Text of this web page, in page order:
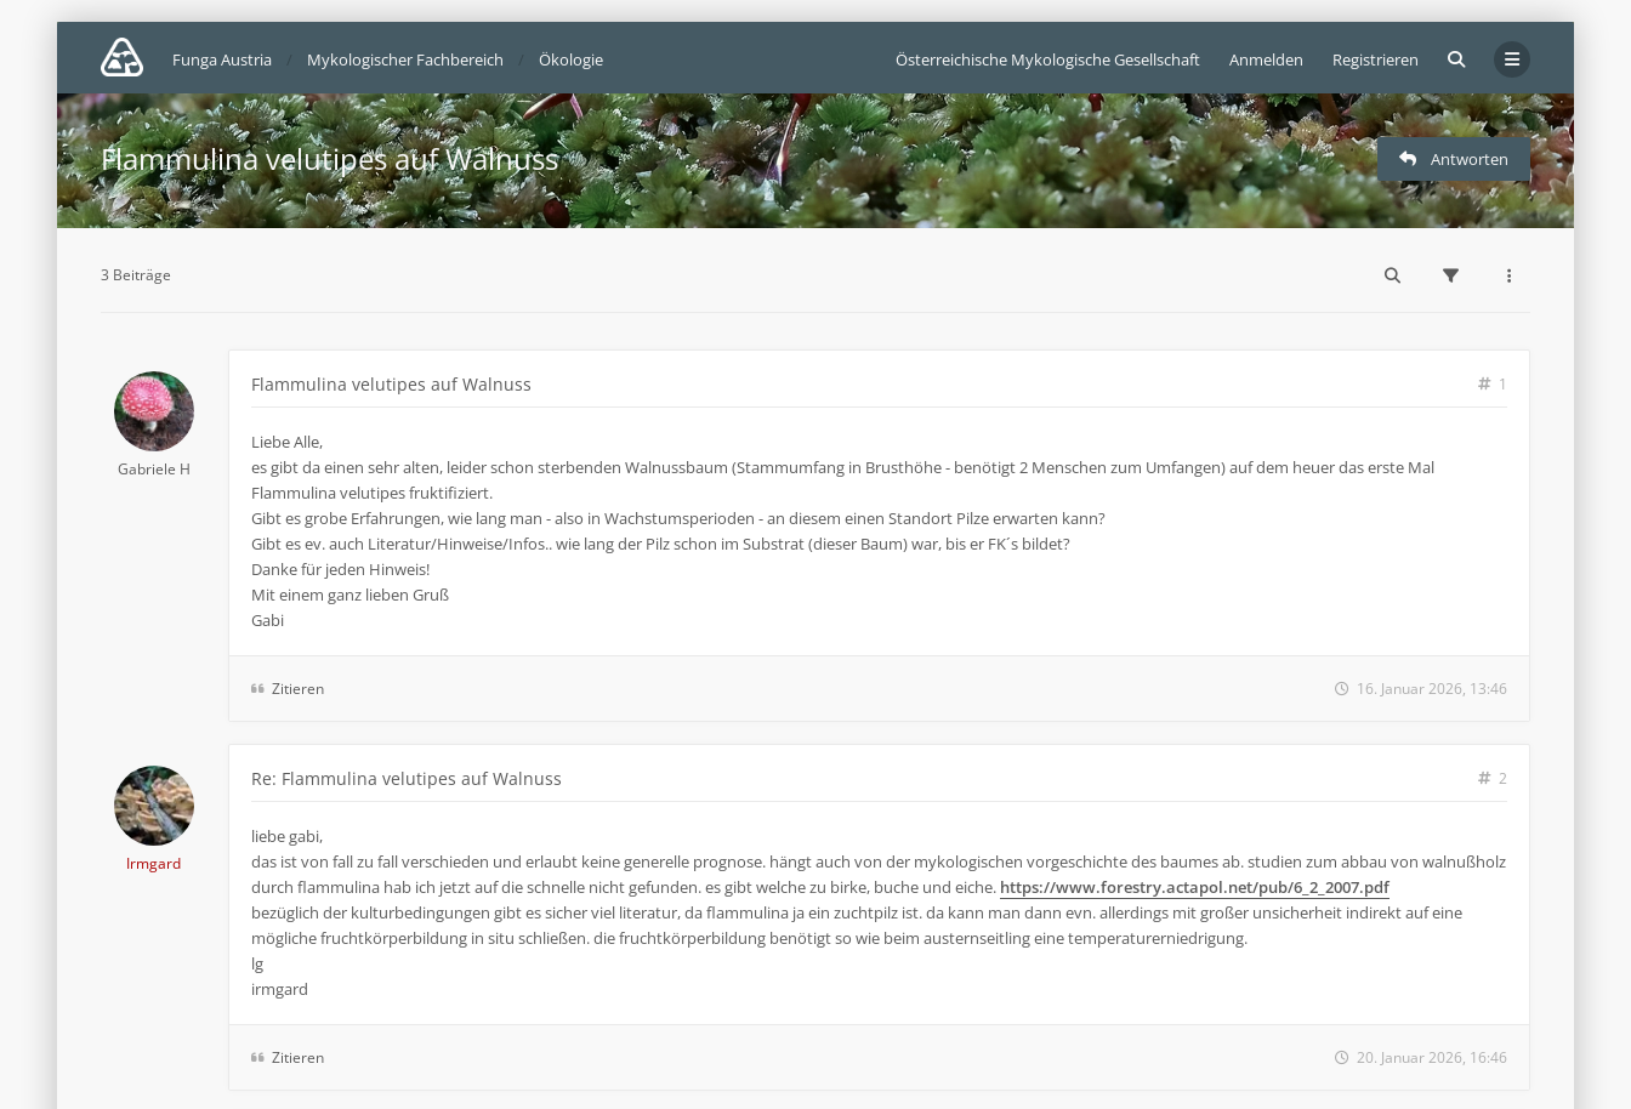
Österreichische Mykologische Gesellschaft Anmelden Registrieren
Funga Austria Mykologischer Fachbereich Ökologie
Flammulina velutipes auf Walnuss Antworten
3 Beiträge
Gabriele H
Flammulina velutipes auf Walnuss 1
Liebe Alle,
es gibt da einen sehr alten, leider schon sterbenden Walnussbaum (Stammumfang in Brusthöhe - benötigt 2 Menschen zum Umfangen) auf dem heuer das erste Mal
Flammulina velutipes fruktifiziert.
Gibt es grobe Erfahrungen, wie lang man - also in Wachstumsperioden - an diesem einen Standort Pilze erwarten kann?
Gibt es ev. auch Literatur/Hinweise/Infos.. wie lang der Pilz schon im Substrat (dieser Baum) war, bis er FK´s bildet?
Danke für jeden Hinweis!
Mit einem ganz lieben Gruß
Gabi
Zitieren 16. Januar 2026, 13:46
Irmgard
Re: Flammulina velutipes auf Walnuss 2
liebe gabi,
das ist von fall zu fall verschieden und erlaubt keine generelle prognose. hängt auch von der mykologischen vorgeschichte des baumes ab. studien zum abbau von walnußholz
durch flammulina hab ich jetzt auf die schnelle nicht gefunden. es gibt welche zu birke, buche und eiche. https://www.forestry.actapol.net/pub/6_2_2007.pdf
bezüglich der kulturbedingungen gibt es sicher viel literatur, da flammulina ja ein zuchtpilz ist. da kann man dann evn. allerdings mit großer unsicherheit indirekt auf eine
mögliche fruchtkörperbildung in situ schließen. die fruchtkörperbildung benötigt so wie beim austernseitling eine temperaturerniedrigung.
lg
irmgard
Zitieren 20. Januar 2026, 16:46